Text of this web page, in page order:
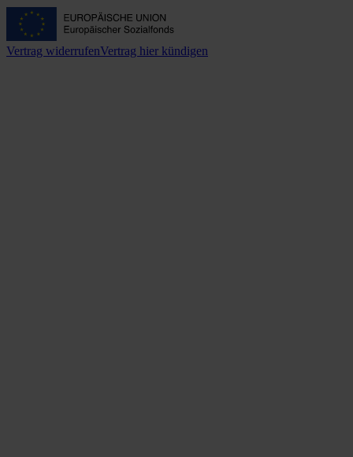
Vertrag widerrufenVertrag hier kündigen